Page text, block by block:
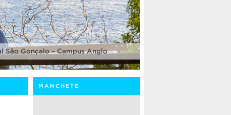
São Gonçalo – Campus Anglo
MANCHETE